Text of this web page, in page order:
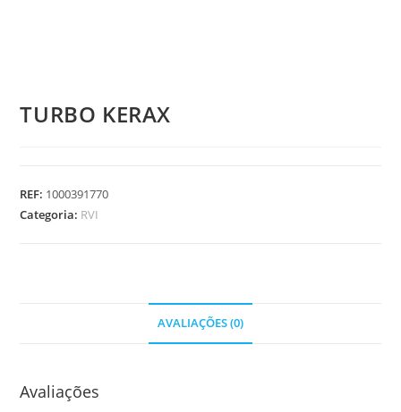
TURBO KERAX
REF: 1000391770
Categoria: RVI
AVALIAÇÕES (0)
Avaliações